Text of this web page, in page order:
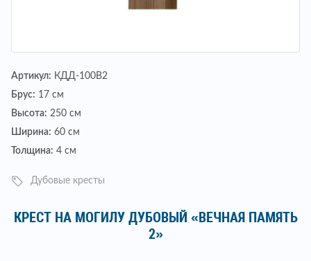
Артикул: КДД-100В2
Брус: 17 см
Высота: 250 см
Ширина: 60 см
Толщина: 4 см
Дубовые кресты
КРЕСТ НА МОГИЛУ ДУБОВЫЙ «ВЕЧНАЯ ПАМЯТЬ
2»